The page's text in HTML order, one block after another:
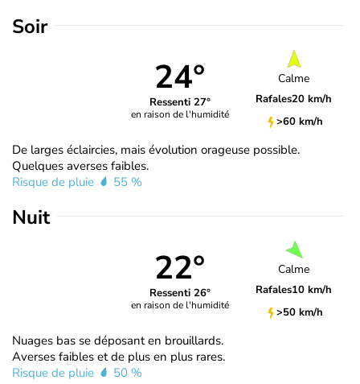
Soir
24°
Ressenti 27°
en raison de l'humidité
Calme
Rafales20 km/h
>60 km/h
De larges éclaircies, mais évolution orageuse possible.
Quelques averses faibles.
Risque de pluie
55 %
Nuit
22°
Ressenti 26°
en raison de l'humidité
Calme
Rafales10 km/h
>50 km/h
Nuages bas se déposant en brouillards.
Averses faibles et de plus en plus rares.
Risque de pluie
50 %